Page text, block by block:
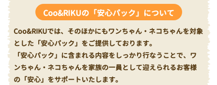
Coo&RIKUの「安心パック」について
Coo&RIKUでは、そのほかにもワンちゃん・ネコちゃんを対象
とした「安心パック」をご提供しております。
「安心パック」に含まれる内容をしっかり行なうことで、ワ
ンちゃん・ネコちゃんを家族の一員として迎えられるお客様
の「安心」をサポートいたします。